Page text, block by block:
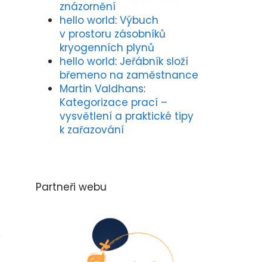
znázornění
hello world: Výbuch
v prostoru zásobníků
kryogenních plynů
hello world: Jeřábník složí
břemeno na zaměstnance
Martin Valdhans:
Kategorizace prací –
vysvětlení a praktické tipy
k zařazování
Partneři webu